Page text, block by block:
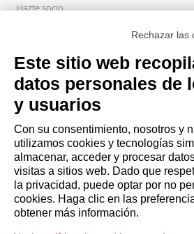
Hazte socio
Reserve una estancia
Estancias largas
Experiencias para los Huéspedes
Descuentos para husespedes
Convenios para empresas
booking@italianway.house
+390286882952
Rechazar las
Este sitio web
datos personales de
y usuarios
Con su consentimiento, nosotros y
utilizamos cookies y tecnologías
almacenar, acceder y procesar
visitas a sitios web. Dado que
la privacidad, puede optar por no
cookies. Haga clic en las
obtener más información.